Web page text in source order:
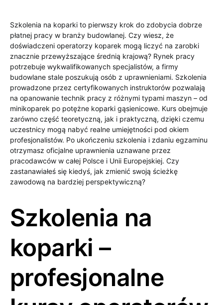
Szkolenia na koparki to pierwszy krok do zdobycia dobrze
płatnej pracy w branży budowlanej. Czy wiesz, że
doświadczeni operatorzy koparek mogą liczyć na zarobki
znacznie przewyższające średnią krajową? Rynek pracy
potrzebuje wykwalifikowanych specjalistów, a firmy
budowlane stale poszukują osób z uprawnieniami. Szkolenia
prowadzone przez certyfikowanych instruktorów pozwalają
na opanowanie technik pracy z różnymi typami maszyn – od
minikoparek po potężne koparki gąsienicowe. Kurs obejmuje
zarówno część teoretyczną, jak i praktyczną, dzięki czemu
uczestnicy mogą nabyć realne umiejętności pod okiem
profesjonalistów. Po ukończeniu szkolenia i zdaniu egzaminu
otrzymasz oficjalne uprawnienia uznawane przez
pracodawców w całej Polsce i Unii Europejskiej. Czy
zastanawiałeś się kiedyś, jak zmienić swoją ścieżkę
zawodową na bardziej perspektywiczną?
Szkolenia na
koparki –
profesjonalne